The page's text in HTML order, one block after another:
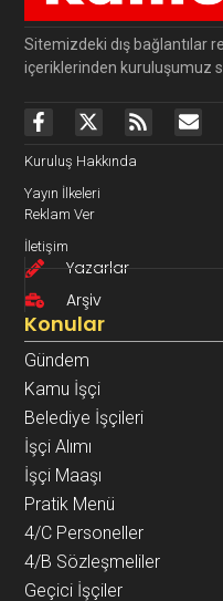
Sitemizdeki dış bağlantılar
içeriklerinden kuruluşumuz
Kuruluş Hakkında
Yayın İlkeleri
Reklam Ver
İletişim
Yazarlar
Arşiv
Konular
Gündem
Kamu İşçi
Belediye İşçileri
İşçi Alımı
İşçi Maaşı
Pratik Menü
4/C Personeller
4/B Sözleşmeliler
Geçici İşçiler